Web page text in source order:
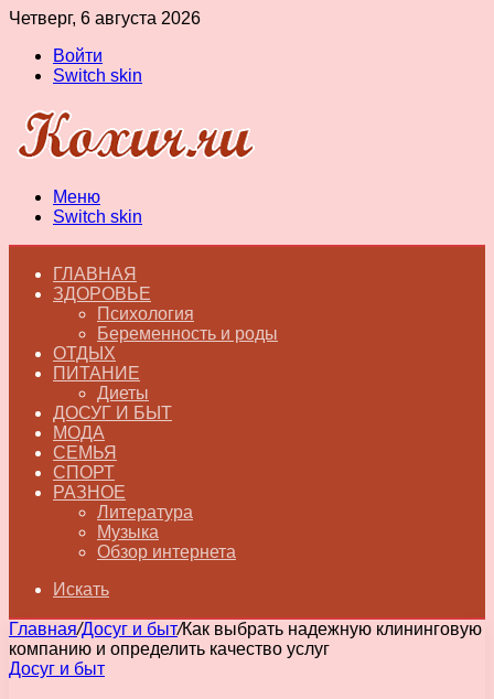
Четверг, 6 августа 2026
Войти
Switch skin
Меню
Switch skin
ГЛАВНАЯ
ЗДОРОВЬЕ
Психология
Беременность и роды
ОТДЫХ
ПИТАНИЕ
Диеты
ДОСУГ И БЫТ
МОДА
СЕМЬЯ
СПОРТ
РАЗНОЕ
Литература
Музыка
Обзор интернета
Искать
Главная/Досуг и быт/Как выбрать надежную клининговую
компанию и определить качество услуг
Досуг и быт